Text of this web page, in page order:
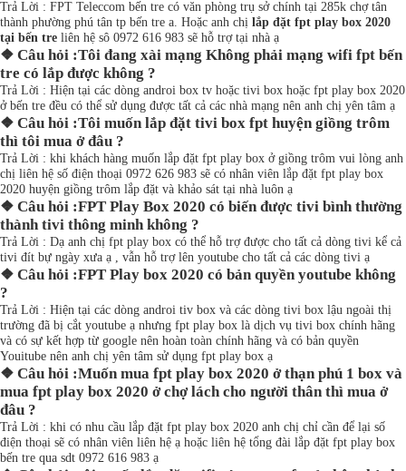
Trả Lời : FPT Teleccom bến tre có văn phòng trụ sở chính tại 285k chợ tân
thành phường phú tân tp bến tre a. Hoặc anh chị lắp đặt fpt play box 2020
tại bến tre liên hệ sô 0972 616 983 sẽ hỗ trợ tại nhà ạ
❖ Câu hỏi :Tôi đang xài mạng Không phải mạng wifi fpt bến
tre có lắp được không ?
Trả Lời : Hiện tại các dòng androi box tv hoặc tivi box hoặc fpt play box 2020
ở bến tre đều có thể sử dụng được tất cả các nhà mạng nên anh chị yên tâm ạ
❖ Câu hỏi :Tôi muốn lắp đặt tivi box fpt huyện giồng trôm
thì tôi mua ở đâu ?
Trả Lời : khi khách hàng muốn lắp đặt fpt play box ở giồng trôm vui lòng anh
chị liên hệ số điện thoại 0972 626 983 sẽ có nhân viên lắp đặt fpt play box
2020 huyện giồng trôm lắp đặt và khảo sát tại nhà luôn ạ
❖ Câu hỏi :FPT Play Box 2020 có biến được tivi bình thường
thành tivi thông minh không ?
Trả Lời : Dạ anh chị fpt play box có thể hỗ trợ được cho tất cả dòng tivi kể cả
tivi đít bự ngày xưa ạ , vẫn hỗ trợ lên youtube cho tất cả các dòng tivi ạ
❖ Câu hỏi :FPT Play box 2020 có bản quyền youtube không
?
Trả Lời : Hiện tại các dòng androi tiv box và các dòng tivi box lậu ngoài thị
trường đã bị cắt youtube ạ nhưng fpt play box là dịch vụ tivi box chính hãng
và có sự kết hợp từ google nên hoàn toàn chính hãng và có bản quyền
Youitube nên anh chị yên tâm sử dụng fpt play box ạ
❖ Câu hỏi :Muốn mua fpt play box 2020 ở thạn phú 1 box và
mua fpt play box 2020 ở chợ lách cho người thân thì mua ở
đâu ?
Trả Lời : khi có nhu cầu lắp đặt fpt play box 2020 anh chị chỉ cần để lại số
điện thoại sẽ có nhân viên liên hệ ạ hoặc liên hệ tổng đài lắp đặt fpt play box
bến tre qua sdt 0972 616 983 ạ